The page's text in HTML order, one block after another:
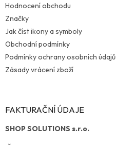
Hodnocení obchodu
Značky
Jak číst ikony a symboly
Obchodní podmínky
Podmínky ochrany osobních údajů
Zásady vrácení zboží
FAKTURAČNÍ ÚDAJE
SHOP SOLUTIONS s.r.o.